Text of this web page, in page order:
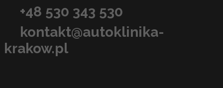
+48 530 343 530
kontakt@autoklinika-
krakow.pl